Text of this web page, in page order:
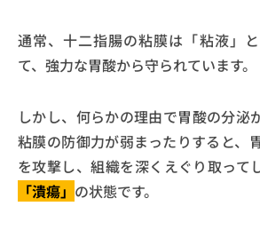
通常、十二指腸の粘膜は「粘液」
て、強力な胃酸から守られています。
しかし、何らかの理由で胃酸の分泌
粘膜の防御力が弱まったりすると、
を攻撃し、組織を深くえぐり取って
「潰瘍」 の状態です。